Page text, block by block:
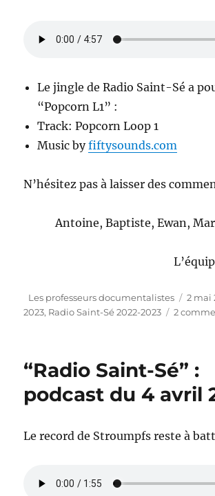
Le jingle de Radio Saint-Sé a
“Popcorn L1” :
Track: Popcorn Loop 1
Music byfiftysounds.com
N’hésitez pas à laisser des
Antoine, Baptiste, Ewan,
Auteur
Les professeurs documentalistes
le
2 mai
2023, Radio Saint-Sé 2022-2023 2
“Radio Saint-Sé” :
podcast du 4 avril
Le record de Stroumpfs reste à